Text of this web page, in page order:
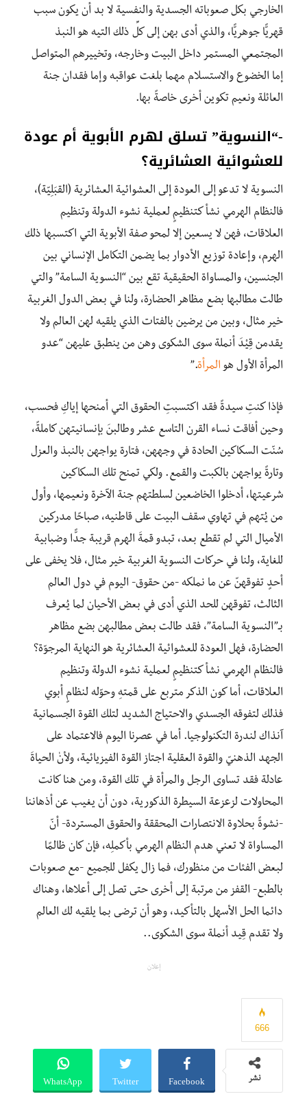
الخارجي بكل صعوباته الجسدية والنفسية لا بد أن يكون سبب
قهريًّا جوهريًّا، والذي أدى بهن إلى كلِّ ذلك التيه هو النبذ
المجتمعي المستمر داخل البيت وخارجه، وتخييرهم المتواصل
إما الخضوع والاستسلام مهما بلغت عواقبه وإما فقدان جنة
العائلة ونعيم تكوين أخرى خاصةً بها.
-“النسوية” تسلق لهرم الأبوية أم عودة
للعشوائية العشائرية؟
النسوية لا تدعو إلى العودة إلى العشوائية العشائرية (القبَلِيّة)،
فالنظام الهرمي نشأ كتنظيمٍ لعملية نشوء الدولة وتنظيم
العلاقات، فهن لا يسعين إلا لمحو صفة الأبوية التي اكتسبها ذلك
الهرم، وإعادة توزيع الأدوار بما يضمن التكامل الإنساني بين
الجنسين، والمساواة الحقيقية تقع بين “النسوية السامة” والتي
طالت مطالبها بضع مظاهر الحضارة، ولنا في بعض الدول الغربية
خير مثال، وبين من يرضين بالفتات الذي يلقيه لهن العالم ولا
يقدمن قِيْدَ أنملة سوى الشكوى وهن من ينطبق عليهن “عدو
المرأة الأول هو المرأة.”
فإذا كنتِ سيدةً فقد اكتسبتِ الحقوق التي أمنحها إياكِ فحسب،
وحين أفاقت نساء القرن التاسع عشر وطالبنَ بإنسانيتهن كاملةً،
سُنّت السكاكين الحادة في وجههن، فتارة يواجهن بالنبذ والعزل
وتارةً يواجهن بالكبت والقمع. ولكي تمنح تلك السكاكين
شرعيتها، أدخلوا الخاضعين لسلطتهم جنة الآخرة ونعيمها، وأول
من يُتهم في تهاوي سقف البيت على قاطنيه، صباحًا مدركين
الأميال التي لم تقطع بعد، تبدو قمةَ الهرم قريبة جدًّا وضبابية
للغاية، ولنا في حركات النسوية الغربية خير مثال، فلا يخفى على
أحدٍ تفوقهنّ عن ما نملكه -من حقوق- اليوم في دول العالم
الثالث، تفوقهن للحد الذي أدى في بعض الأحيان لما يُعرف
بـ”النسوية السامة”، فقد طالت بعض مطالبهن بضع مظاهر
الحضارة، فهل العودة للعشوائية العشائرية هو النهاية المرجوّة؟
فالنظام الهرمي نشأ كتنظيمٍ لعملية نشوء الدولة وتنظيم
العلاقات، أما كون الذكر متربع على قمتهِ وحوّله لنظامٍ أبوي
فذلك لتفوقه الجسدي والاحتياج الشديد لتلك القوة الجسمانية
آنذاك لندرة التكنولوجيا. أما في عصرنا اليوم فالاعتماد على
الجهد الذهنيّ والقوة العقلية اجتاز القوة الفيزيائية، ولأنٰ الحياةَ
عادلة فقد تساوى الرجل والمرأة في تلك القوة، ومن هنا كانت
المحاولات لزعزعة السيطرة الذكورية، دون أن يغيب عن أذهاننا
-نشوةً بحلاوة الانتصارات المحققة والحقوق المستردة- أنّ
المساواة لا تعني هدم النظام الهرمي بأكملِه، فإن كان ظالمًا
لبعض الفئات من منظورك، فما زال يكفل للجميع -مع صعوبات
بالطبع- القفز من مرتبة إلى أخرى حتى تصل إلى أعلاها، وهناك
دائما الحل الأسهل بالتأكيد، وهو أن ترضى بما يلقيه لك العالم
ولا تقدم قِيد أنملة سوى الشكوى..
إعلان
666
نشر Facebook
Twitter
WhatsApp